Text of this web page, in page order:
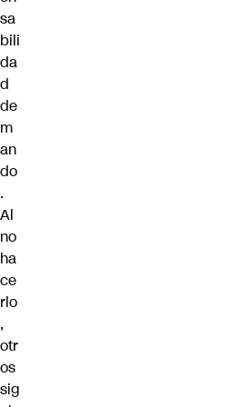
sa
bili
da
d
de
m
an
do
.
Al
no
ha
ce
rlo
,
otr
os
sig